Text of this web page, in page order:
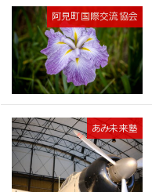
阿見町国際交流協会
あみ未来塾